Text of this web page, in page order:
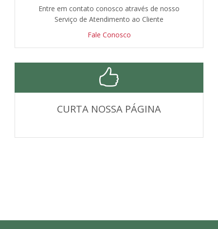
Entre em contato conosco através de nosso
Serviço de Atendimento ao Cliente
Fale Conosco
CURTA NOSSA PÁGINA